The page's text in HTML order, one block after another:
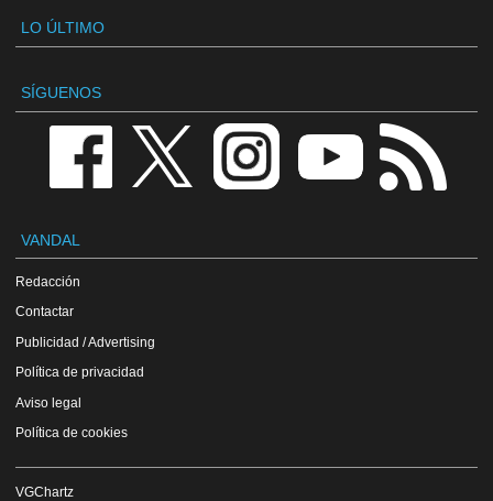
LO ÚLTIMO
SÍGUENOS
VANDAL
Redacción
Contactar
Publicidad / Advertising
Política de privacidad
Aviso legal
Política de cookies
VGChartz